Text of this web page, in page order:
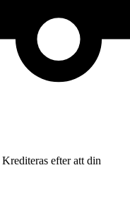
Krediteras efter att din